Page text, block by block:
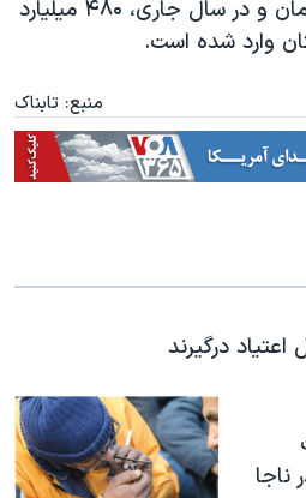
تریلیون و ۶۴۰ میلیارد تومان و در سال جاری، ۴۸۰ میلیارد
وارد شده است.
منبع: تابناک
ناجا